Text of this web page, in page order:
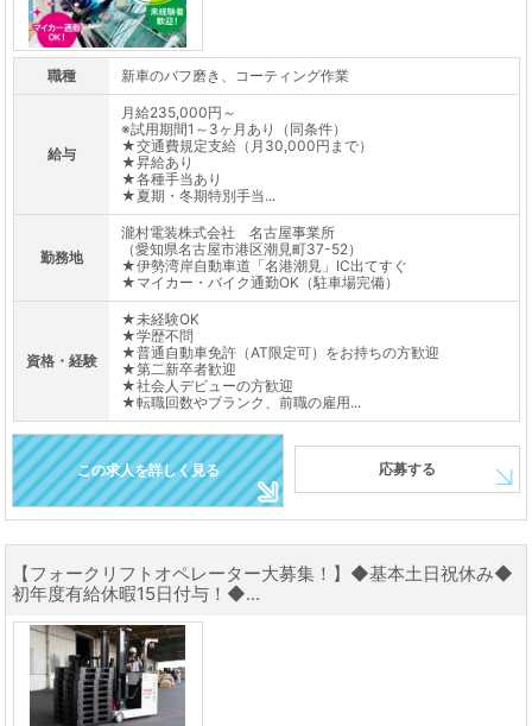
職種 新車のバフ磨き、コーティング作業
給与
月給235,000円～
※試用期間1～3ヶ月あり（同条件）
★交通費規定支給（月30,000円まで）
★昇給あり
★各種手当あり
★夏期・冬期特別手当...
勤務地
瀧村電装株式会社 名古屋事業所
（愛知県名古屋市港区潮見町37-52）
★伊勢湾岸自動車道「名港潮見」IC出てすぐ
★マイカー・バイク通勤OK（駐車場完備）
資格・経験
★未経験OK
★学歴不問
★普通自動車免許（AT限定可）をお持ちの方歓迎
★第二新卒者歓迎
★社会人デビューの方歓迎
★転職回数やブランク、前職の雇用...
この求人を詳しく見る 応募する
【フォークリフトオペレーター大募集！】◆基本土日祝休み◆
初年度有給休暇15日付与！◆...